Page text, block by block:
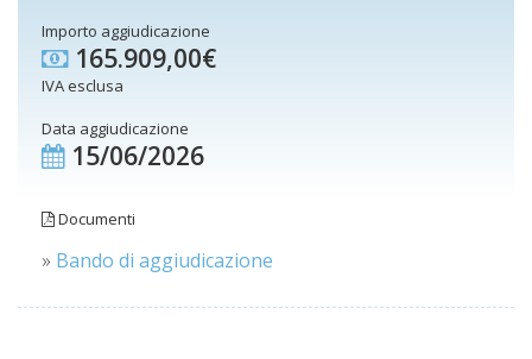
Importo aggiudicazione
165.909,00€
IVA esclusa
Data aggiudicazione
15/06/2026
Documenti
» Bando di aggiudicazione